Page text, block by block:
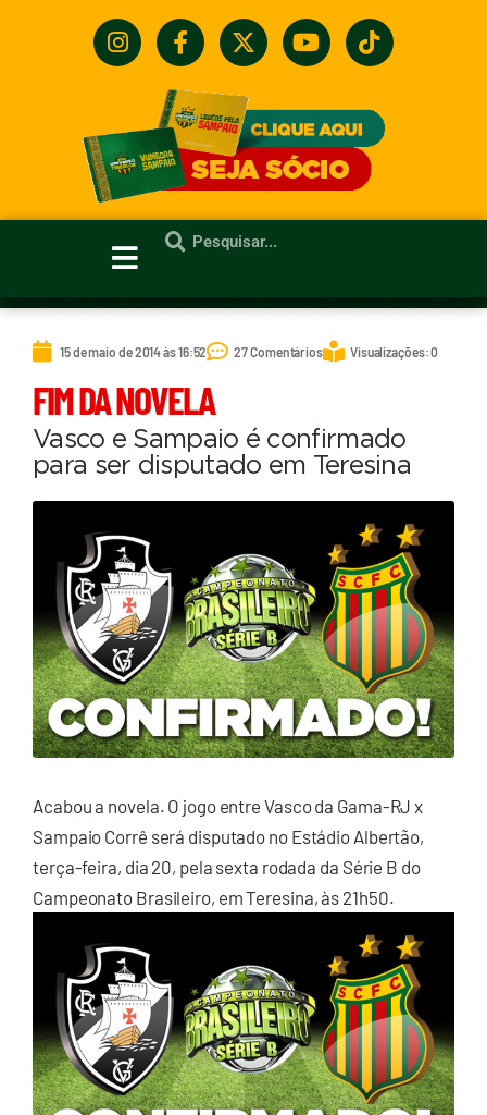
15 de maio de 2014 às 16:52 27 Comentários Visualizações: 0
FIM DA NOVELA
Vasco e Sampaio é confirmado
para ser disputado em Teresina
Acabou a novela. O jogo entre Vasco da Gama-RJ x
Sampaio Corrê será disputado no Estádio Albertão,
terça-feira, dia 20, pela sexta rodada da Série B do
Campeonato Brasileiro, em Teresina, às 21h50.